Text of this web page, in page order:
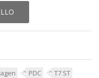
PDC T7 ST